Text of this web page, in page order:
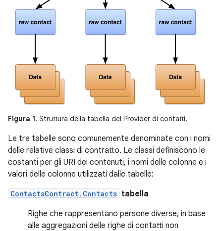
Figura 1. Struttura della tabella del Provider di contatti.
Le tre tabelle sono comunemente denominate con i nomi
delle relative classi di contratto. Le classi definiscono le
costanti per gli URI dei contenuti, i nomi delle colonne e i
valori delle colonne utilizzati dalle tabelle:
ContactsContract.Contacts tabella
Righe che rappresentano persone diverse, in base
alle aggregazioni delle righe di contatti non